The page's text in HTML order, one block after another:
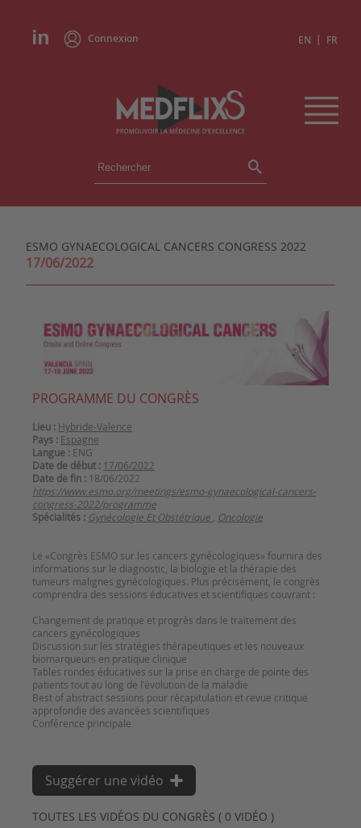
Connexion EN | FR
ÉVÉNEMENTS
INSTITUTIONS
EXPERTS
REVUES DE PRESSE
ESMO GYNAECOLOGICAL CANCERS CONGRESS 2022
17/06/2022
PROGRAMME DU CONGRÈS
Lieu : Hybride-Valence
Pays : Espagne
Langue : ENG
Date de début : 17/06/2022
Date de fin : 18/06/2022
https://www.esmo.org/meetings/esmo-gynaecological-cancers-
congress-2022/programme
Spécialités : Gynécologie Et Obstétrique Oncologie
Le «Congrès ESMO sur les cancers gynécologiques» fournira des
informations sur le diagnostic, la biologie et la thérapie des
tumeurs malignes gynécologiques. Plus précisément, le congrès
comprendra des sessions éducatives et scientifiques couvrant :
Changement de pratique et progrès dans le traitement des
cancers gynécologiques
Discussion sur les stratégies thérapeutiques et les nouveaux
biomarqueurs en pratique clinique
Tables rondes éducatives sur la prise en charge de pointe des
patients tout au long de l'évolution de la maladie
Best of abstract sessions pour récapitulation et revue critique
approfondie des avancées scientifiques
TOUTES LES VIDÉOS DU CONGRÈS ( 0 VIDÉO )
Suggérer une vidéo